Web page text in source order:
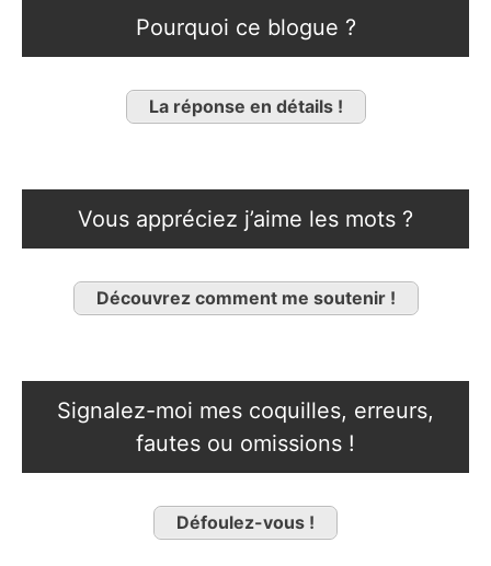
Pourquoi ce blogue ?
La réponse en détails !
Vous appréciez j’aime les mots ?
Découvrez comment me soutenir !
Signalez-moi mes coquilles, erreurs,
fautes ou omissions !
Défoulez-vous !